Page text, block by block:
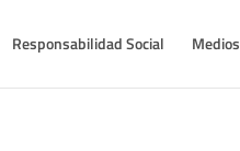
Responsabilidad Social Medios